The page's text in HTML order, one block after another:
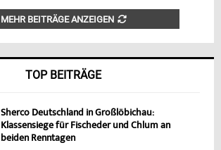
MEHR BEITRÄGE ANZEIGEN
TOP BEITRÄGE
Sherco Deutschland in Großlöbichau:
Klassensiege für Fischeder und Chlum an
beiden Renntagen